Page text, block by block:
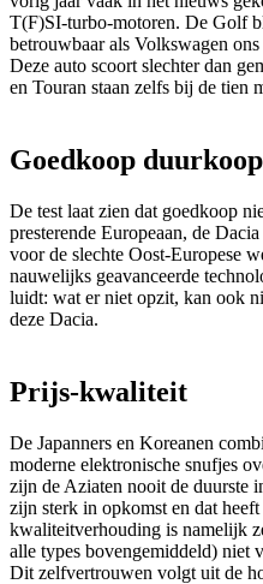
T(F)SI-turbo-motoren. De Golf
betrouwbaar als Volkswagen
Deze auto scoort slechter dan
en Touran staan zelfs bij de tien
Goedkoop
De test laat zien dat goedkoop
presterende Europeaan, de
voor de slechte Oost-Europese
nauwelijks geavanceerde
luidt: wat er niet opzit, kan ook
deze Dacia.
Prijs-kwaliteit
De Japanners en Koreanen
moderne elektronische snufjes
zijn de Aziaten nooit de duurste
zijn sterk in opkomst en dat
kwaliteitverhouding is namelijk
alle types bovengemiddeld) niet
Dit zelfvertrouwen volgt uit de